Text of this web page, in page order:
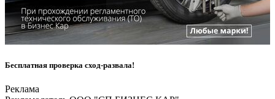
Бесплатная проверка сход-развала!
Реклама